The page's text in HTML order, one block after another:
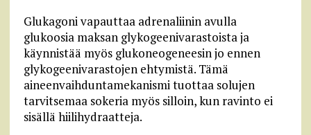
Glukagoni vapauttaa adrenaliinin avulla
glukoosia maksan glykogeenivarastoista ja
käynnistää myös glukoneogeneesin jo ennen
glykogeenivarastojen ehtymistä. Tämä
aineenvaihduntamekanismi tuottaa solujen
tarvitsemaa sokeria myös silloin, kun ravinto ei
sisällä hiilihydraatteja.